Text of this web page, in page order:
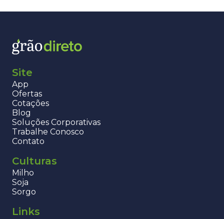
Site
App
Ofertas
Cotações
Blog
Soluções Corporativas
Trabalhe Conosco
Contato
Culturas
Milho
Soja
Sorgo
Links